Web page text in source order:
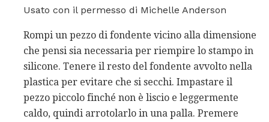
Usato con il permesso di Michelle Anderson
Rompi un pezzo di fondente vicino alla dimensione
che pensi sia necessaria per riempire lo stampo in
silicone. Tenere il resto del fondente avvolto nella
plastica per evitare che si secchi. Impastare il
pezzo piccolo finché non è liscio e leggermente
caldo, quindi arrotolarlo in una palla. Premere